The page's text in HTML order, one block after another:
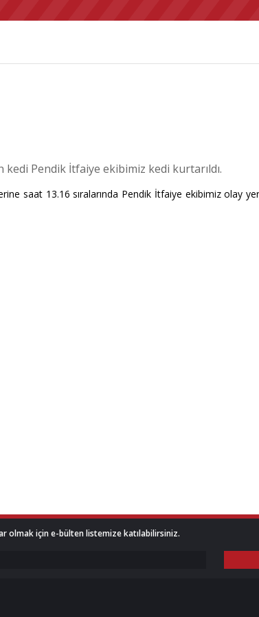
Pendik İtfaiye ekibimiz kedi kurtarıldı.
saat 13.16 sıralarında Pendik İtfaiye ekibimiz olay
olmak için e-bülten listemize katılabilirsiniz.